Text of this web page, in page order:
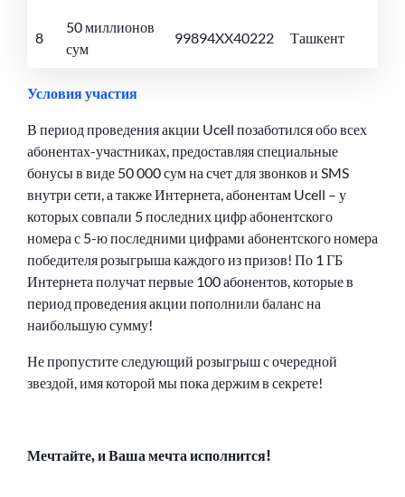
8
50 миллионов
сум
99894XX40222 Ташкент
Условия участия
В период проведения акции Ucell позаботился обо всех
абонентах-участниках, предоставляя специальные
бонусы в виде 50 000 сум на счет для звонков и SMS
внутри сети, а также Интернета, абонентам Ucell – у
которых совпали 5 последних цифр абонентского
номера с 5-ю последними цифрами абонентского номера
победителя розыгрыша каждого из призов! По 1 ГБ
Интернета получат первые 100 абонентов, которые в
период проведения акции пополнили баланс на
наибольшую сумму!
Не пропустите следующий розыгрыш с очередной
звездой, имя которой мы пока держим в секрете!
Мечтайте, и Ваша мечта исполнится!